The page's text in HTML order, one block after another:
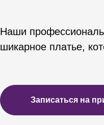
Наши
шикарное платье,
Записаться на